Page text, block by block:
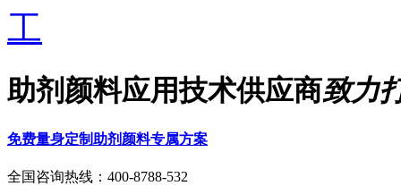
助剂颜料应用技术供应商致力
免费量身定制助剂颜料专属方案
全国咨询热线： 400-8788-532